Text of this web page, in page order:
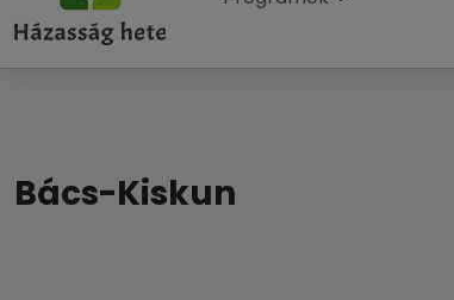
Bács-Kiskun